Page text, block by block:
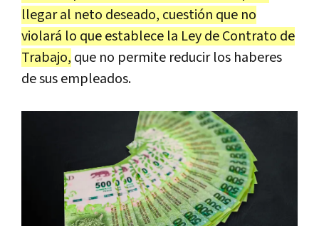
llegar al neto deseado, cuestión que no
violará lo que establece la Ley de Contrato de
Trabajo, que no permite reducir los haberes
de sus empleados.